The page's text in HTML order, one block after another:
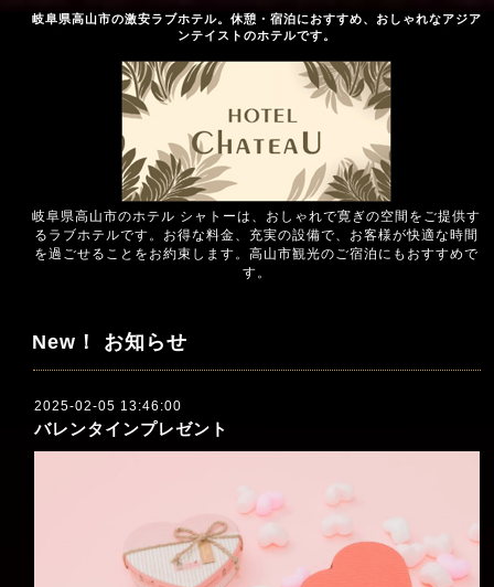
岐阜県高山市の激安ラブホテル。休憩・宿泊におすすめ、おしゃれなアジア
ンテイストのホテルです。
岐阜県高山市のホテル シャトーは、おしゃれで寛ぎの空間をご提供す
るラブホテルです。お得な料金、充実の設備で、お客様が快適な時間
を過ごせることをお約束します。高山市観光のご宿泊にもおすすめで
す。
New！ お知らせ
2025-02-05 13:46:00
バレンタインプレゼント